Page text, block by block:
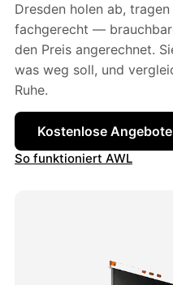
Dresden holen ab,
fachgerecht —
den Preis angerechnet.
was weg soll, und
Ruhe.
Kostenlose
So funktioniert AWL